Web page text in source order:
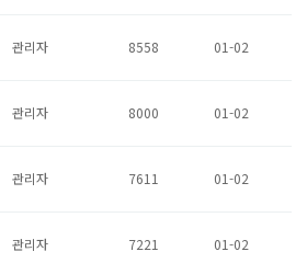
관리자 8558 01-02
관리자 8000 01-02
관리자 7611 01-02
관리자 7221 01-02